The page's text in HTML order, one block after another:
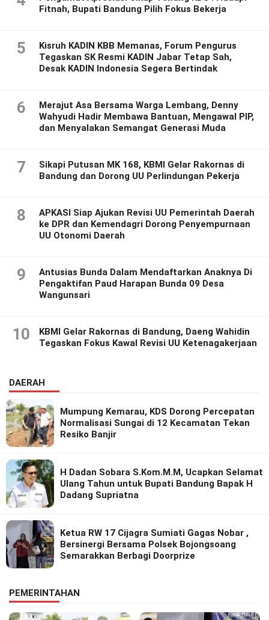
Fitnah, Bupati Bandung Pilih Fokus Bekerja
5
Kisruh KADIN KBB Memanas, Forum Pengurus
Tegaskan SK Resmi KADIN Jabar Tetap Sah,
Desak KADIN Indonesia Segera Bertindak
6
Merajut Asa Bersama Warga Lembang, Denny
Wahyudi Hadir Membawa Bantuan, Mengawal PIP,
dan Menyalakan Semangat Generasi Muda
7
Sikapi Putusan MK 168, KBMI Gelar Rakornas di
Bandung dan Dorong UU Perlindungan Pekerja
8
APKASI Siap Ajukan Revisi UU Pemerintah Daerah
ke DPR dan Kemendagri Dorong Penyempurnaan
UU Otonomi Daerah
9
Antusias Bunda Dalam Mendaftarkan Anaknya Di
Pengaktifan Paud Harapan Bunda 09 Desa
Wangunsari
10
KBMI Gelar Rakornas di Bandung, Daeng Wahidin
Tegaskan Fokus Kawal Revisi UU Ketenagakerjaan
DAERAH
Mumpung Kemarau, KDS Dorong Percepatan
Normalisasi Sungai di 12 Kecamatan Tekan
Resiko Banjir
H Dadan Sobara S.Kom.M.M, Ucapkan Selamat
Ulang Tahun untuk Bupati Bandung Bapak H
Dadang Supriatna
Ketua RW 17 Cijagra Sumiati Gagas Nobar ,
Bersinergi Bersama Polsek Bojongsoang
Semarakkan Berbagi Doorprize
PEMERINTAHAN